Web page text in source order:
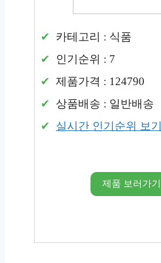
카테고리 : 식품
인기순위 : 7
제품가격 : 124790
상품배송 : 일반배송
실시간 인기순위 보기
제품 보러가기